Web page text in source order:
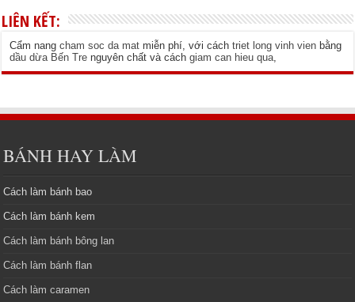
LIÊN KẾT:
Cẩm nangcham soc da mat miễn phí, với cáchtriet long vinh vien bằng
dầu dừa Bến Tre nguyên chất và cáchgiam can hieu qua
BÁNH HAY LÀM
Cách làm bánh bao
Cách làm bánh kem
Cách làm bánh bông lan
Cách làm bánh flan
Cách làm caramen